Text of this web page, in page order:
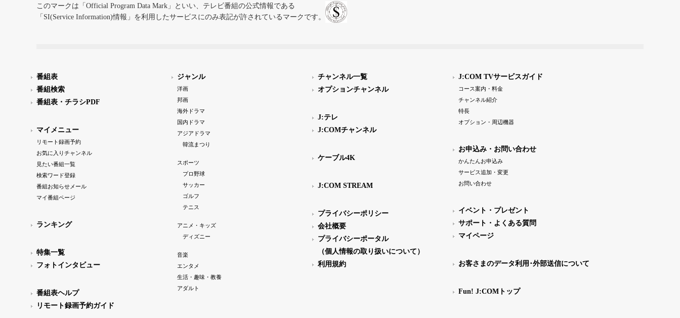
このマークは「Official Program Data Mark」といい、テレビ番組の公式情報である
「SI(Service Information)情報」を利用したサービスにのみ表記が許されているマークです。
番組表
番組検索
番組表・チラシPDF
マイメニュー
リモート録画予約
お気に入りチャンネル
見たい番組一覧
検索ワード登録
番組お知らせメール
マイ番組ページ
ランキング
特集一覧
フォトインタビュー
番組表ヘルプ
リモート録画予約ガイド
ジャンル
洋画
邦画
海外ドラマ
国内ドラマ
アジアドラマ
韓流まつり
スポーツ
プロ野球
サッカー
ゴルフ
テニス
アニメ・キッズ
ディズニー
音楽
エンタメ
生活・趣味・教養
アダルト
チャンネル一覧
オプションチャンネル
J:テレ
J:COMチャンネル
ケーブル4K
J:COM STREAM
プライバシーポリシー
会社概要
プライバシーポータル
（個人情報の取り扱いについて）
利用規約
J:COM TVサービスガイド
コース案内・料金
チャンネル紹介
特長
オプション・周辺機器
お申込み・お問い合わせ
かんたんお申込み
サービス追加・変更
お問い合わせ
イベント・プレゼント
サポート・よくある質問
マイページ
お客さまのデータ利用･外部送信について
Fun! J:COMトップ